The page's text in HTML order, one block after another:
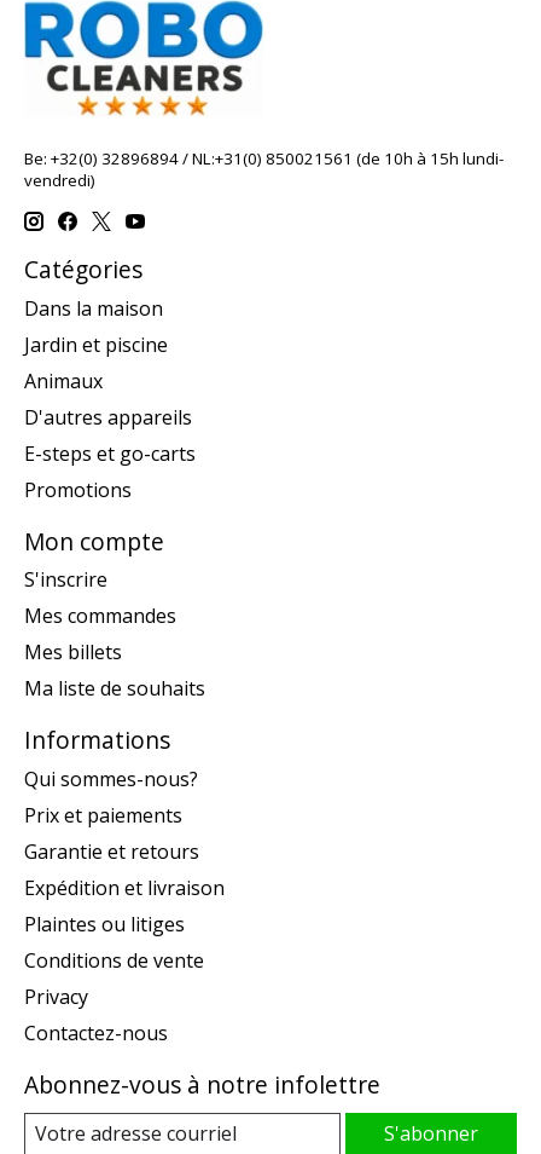
Be: +32(0) 32896894 / NL:+31(0) 850021561 (de 10h à 15h lundi-
vendredi)
Catégories
Dans la maison
Jardin et piscine
Animaux
D'autres appareils
E-steps et go-carts
Promotions
Mon compte
S'inscrire
Mes commandes
Mes billets
Ma liste de souhaits
Informations
Qui sommes-nous?
Prix et paiements
Garantie et retours
Expédition et livraison
Plaintes ou litiges
Conditions de vente
Privacy
Contactez-nous
Abonnez-vous à notre infolettre
S'abonner